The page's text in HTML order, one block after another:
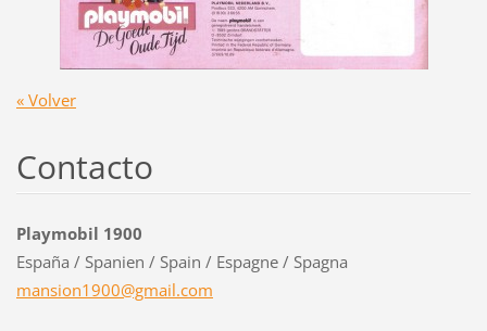
« Volver
Contacto
Playmobil 1900
España / Spanien / Spain / Espagne / Spagna
mansion1900@gmail.com